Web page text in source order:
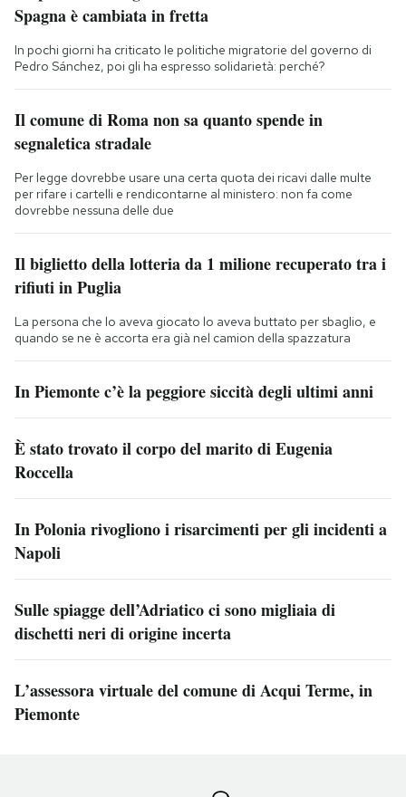
Spagna è cambiata in fretta
In pochi giorni ha criticato le politiche migratorie del governo di
Pedro Sánchez, poi gli ha espresso solidarietà: perché?
Il comune di Roma non sa quanto spende in
segnaletica stradale
Per legge dovrebbe usare una certa quota dei ricavi dalle multe
per rifare i cartelli e rendicontarne al ministero: non fa come
dovrebbe nessuna delle due
Il biglietto della lotteria da 1 milione recuperato tra i
rifiuti in Puglia
La persona che lo aveva giocato lo aveva buttato per sbaglio, e
quando se ne è accorta era già nel camion della spazzatura
In Piemonte c’è la peggiore siccità degli ultimi anni
È stato trovato il corpo del marito di Eugenia
Roccella
In Polonia rivogliono i risarcimenti per gli incidenti a
Napoli
Sulle spiagge dell’Adriatico ci sono migliaia di
dischetti neri di origine incerta
L’assessora virtuale del comune di Acqui Terme, in
Piemonte